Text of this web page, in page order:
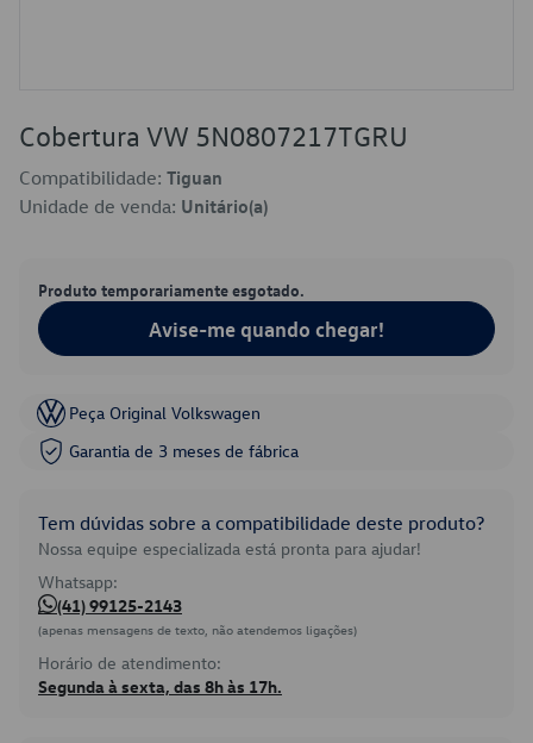
Cobertura VW 5N0807217TGRU
Compatibilidade: Tiguan
Unidade de venda: Unitário(a)
Produto temporariamente esgotado.
Avise-me quando chegar!
Peça Original Volkswagen
Garantia de 3 meses de fábrica
Tem dúvidas sobre a compatibilidade deste produto?
Nossa equipe especializada está pronta para ajudar!
Whatsapp:
(41) 99125-2143
(apenas mensagens de texto, não atendemos ligações)
Horário de atendimento:
Segunda à sexta, das 8h às 17h.